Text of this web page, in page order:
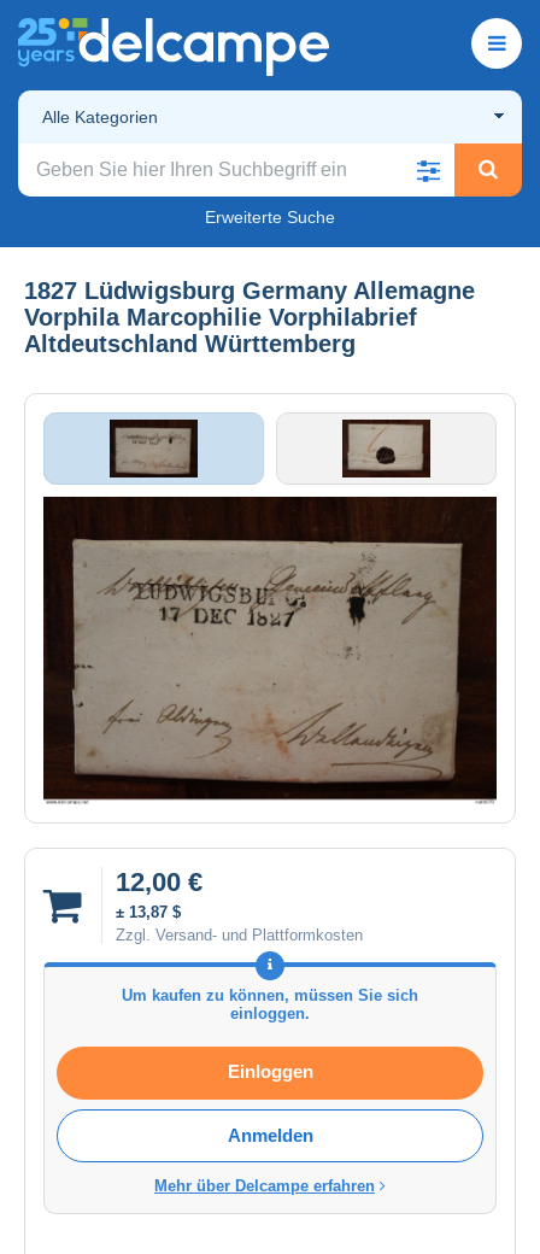
Alle Kategorien
Erweiterte Suche
1827 Lüdwigsburg Germany Allemagne
Vorphila Marcophilie Vorphilabrief
Altdeutschland Württemberg
12,00 €
± 13,87 $
Zzgl. Versand- und Plattformkosten
Um kaufen zu können, müssen Sie sich
einloggen.
Einloggen
Anmelden
Mehr über Delcampe erfahren